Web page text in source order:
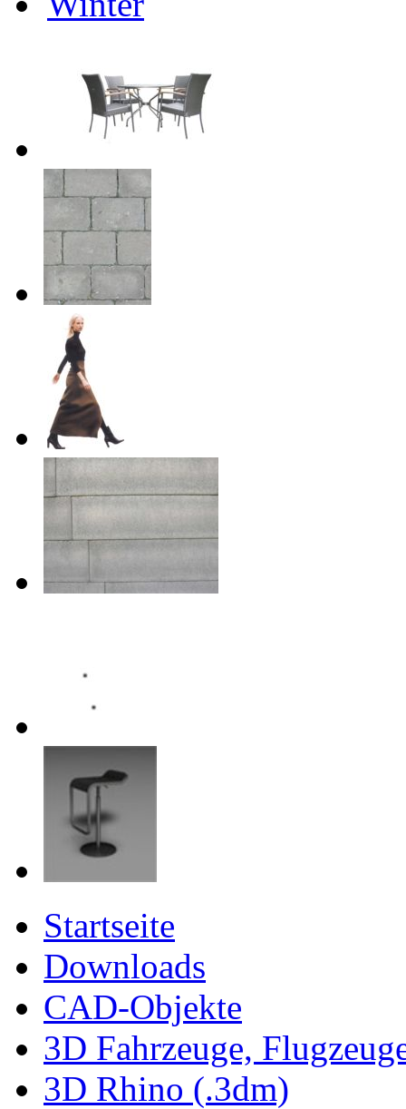
Startseite
Downloads
CAD-Objekte
3D Fahrzeuge,
3D Rhino (.3dm)